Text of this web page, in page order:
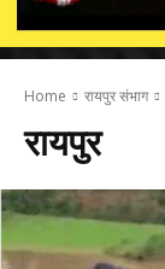
Home रायपुर संभाग
रायपुर